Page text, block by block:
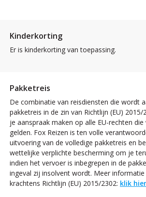
Kinderkorting
Er is kinderkorting van toepassing.
Pakketreis
De combinatie van reisdiensten die wordt
pakketreis in de zin van Richtlijn (EU)
je aanspraak maken op alle EU-rechten
gelden. Fox Reizen is ten volle
uitvoering van de volledige pakketreis en
wettelijke verplichte bescherming om je
indien het vervoer is inbegrepen in de
ingeval zij insolvent wordt. Meer
krachtens Richtlijn (EU) 2015/2302: klik hier